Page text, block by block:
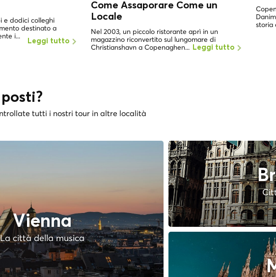
e dodici colleghi
destinato a
i...
Leggi tutto
Come Assaporare Come un
Locale
Nel 2003, un piccolo ristorante aprì in un
magazzino riconvertito sul lungomare di
Christianshavn a Copenaghen...
Leggi tutto
storia
tutti i nostri tour in altre località
Vienna
La città della musica